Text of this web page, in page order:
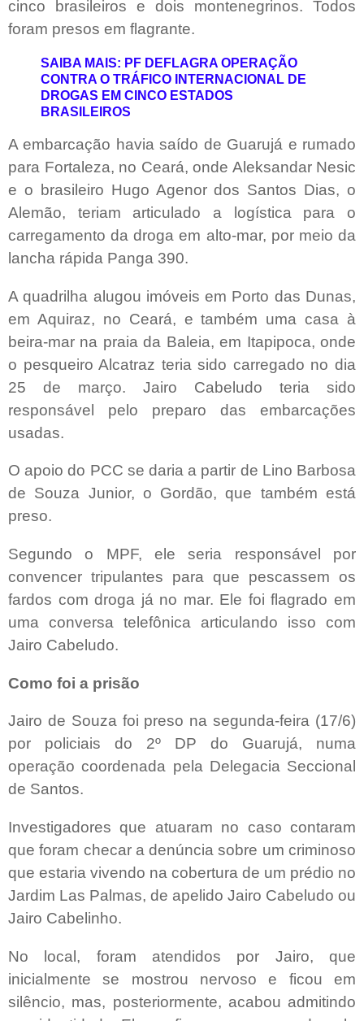
cinco brasileiros e dois montenegrinos. Todos
foram presos em flagrante.
SAIBA MAIS: PF DEFLAGRA OPERAÇÃO
CONTRA O TRÁFICO INTERNACIONAL DE
DROGAS EM CINCO ESTADOS
BRASILEIROS
A embarcação havia saído de Guarujá e rumado
para Fortaleza, no Ceará, onde Aleksandar Nesic
e o brasileiro Hugo Agenor dos Santos Dias, o
Alemão, teriam articulado a logística para o
carregamento da droga em alto-mar, por meio da
lancha rápida Panga 390.
A quadrilha alugou imóveis em Porto das Dunas,
em Aquiraz, no Ceará, e também uma casa à
beira-mar na praia da Baleia, em Itapipoca, onde
o pesqueiro Alcatraz teria sido carregado no dia
25 de março. Jairo Cabeludo teria sido
responsável pelo preparo das embarcações
usadas.
O apoio do PCC se daria a partir de Lino Barbosa
de Souza Junior, o Gordão, que também está
preso.
Segundo o MPF, ele seria responsável por
convencer tripulantes para que pescassem os
fardos com droga já no mar. Ele foi flagrado em
uma conversa telefônica articulando isso com
Jairo Cabeludo.
Como foi a prisão
Jairo de Souza foi preso na segunda-feira (17/6)
por policiais do 2º DP do Guarujá, numa
operação coordenada pela Delegacia Seccional
de Santos.
Investigadores que atuaram no caso contaram
que foram checar a denúncia sobre um criminoso
que estaria vivendo na cobertura de um prédio no
Jardim Las Palmas, de apelido Jairo Cabeludo ou
Jairo Cabelinho.
No local, foram atendidos por Jairo, que
inicialmente se mostrou nervoso e ficou em
silêncio, mas, posteriormente, acabou admitindo